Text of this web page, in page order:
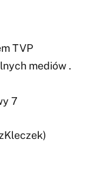
TVP
mediów .
7